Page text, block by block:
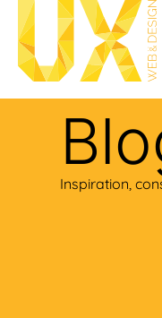
Inspiration,